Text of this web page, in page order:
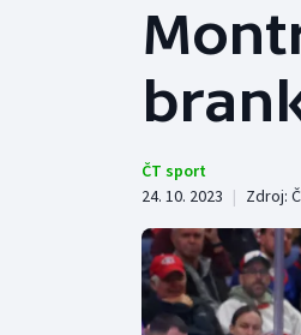
Hokej
Tenis
Cyklistika
ČT sport
24. 10. 2023 | Zdroj: